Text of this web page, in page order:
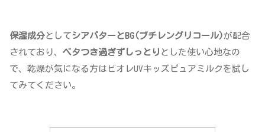
保湿成分として シアバターとBG(ブチレングリコール)が配合
されており、 ベタつき過ぎずしっとり とした使い心地なの
で、乾燥が気になる方はビオレUVキッズピュアミルクを試し
てみてください。